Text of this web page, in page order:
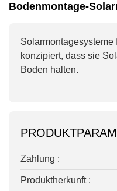
Bodenmontage-
konzipiert, dass sie
Boden halten.
Zahlung :
Produktherkunft :